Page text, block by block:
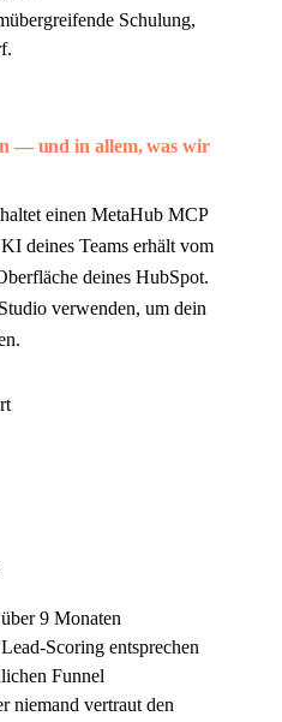
Schulung,
— und in allem, was wir
einen MetaHub MCP
deines Teams erhält vom
deines HubSpot.
verwenden, um dein
9 Monaten
Scoring entsprechen
Funnel
niemand vertraut den